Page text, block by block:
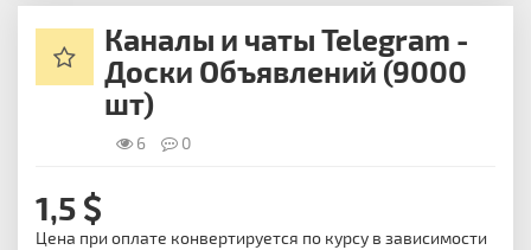
Каналы и чаты Telegram -
Доски Объявлений (9000
шт)
6 0
1,5
Цена при оплате конвертируется по курсу в зависимости